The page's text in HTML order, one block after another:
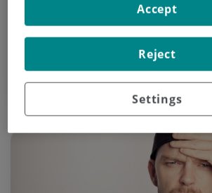
Les altes temperatures, els banys
durant els mesos d'estiu
Settings
Reject
Accept